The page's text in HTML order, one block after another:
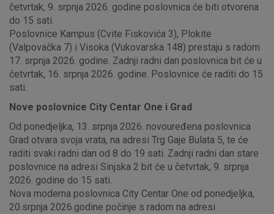
četvrtak, 9. srpnja 2026. godine poslovnica će biti otvorena
do 15 sati.
Poslovnice Kampus (Cvite Fiskovića 3), Plokite
(Valpovačka 7) i Visoka (Vukovarska 148) prestaju s radom
17. srpnja 2026. godine. Zadnji radni dan poslovnica bit će u
četvrtak, 16. srpnja 2026. godine. Poslovnice će raditi do 15
sati.
Nove poslovnice City Centar One i Grad
Od ponedjeljka, 13. srpnja 2026. novouređena poslovnica
Grad otvara svoja vrata, na adresi Trg Gaje Bulata 5, te će
raditi svaki radni dan od 8 do 19 sati. Zadnji radni dan stare
poslovnice na adresi Sinjska 2 bit će u četvrtak, 9. srpnja
2026. godine do 15 sati.
Nova moderna poslovnica City Centar One od ponedjeljka,
20.srpnja 2026.godine počinje s radom na adresi